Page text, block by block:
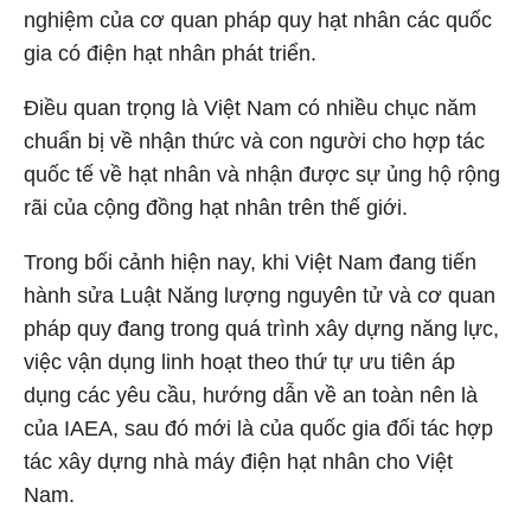
nghiệm của cơ quan pháp quy hạt nhân các quốc
gia có điện hạt nhân phát triển.
Điều quan trọng là Việt Nam có nhiều chục năm
chuẩn bị về nhận thức và con người cho hợp tác
quốc tế về hạt nhân và nhận được sự ủng hộ rộng
rãi của cộng đồng hạt nhân trên thế giới.
Trong bối cảnh hiện nay, khi Việt Nam đang tiến
hành sửa Luật Năng lượng nguyên tử và cơ quan
pháp quy đang trong quá trình xây dựng năng lực,
việc vận dụng linh hoạt theo thứ tự ưu tiên áp
dụng các yêu cầu, hướng dẫn về an toàn nên là
của IAEA, sau đó mới là của quốc gia đối tác hợp
tác xây dựng nhà máy điện hạt nhân cho Việt
Nam.